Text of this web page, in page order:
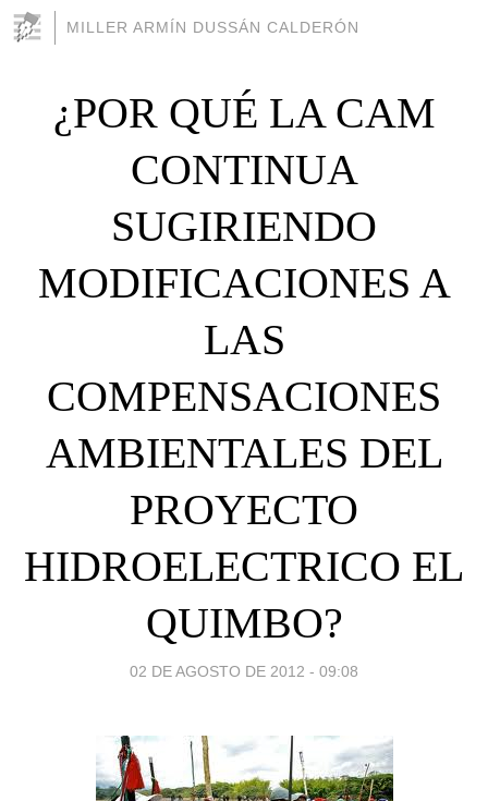
MILLER ARMÍN DUSSÁN CALDERÓN
¿POR QUÉ LA CAM
CONTINUA
SUGIRIENDO
MODIFICACIONES A
LAS
COMPENSACIONES
AMBIENTALES DEL
PROYECTO
HIDROELECTRICO EL
QUIMBO?
02 DE AGOSTO DE 2012 - 09:08